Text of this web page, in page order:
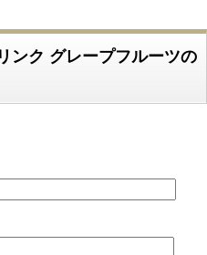
ンク グレープフルーツの